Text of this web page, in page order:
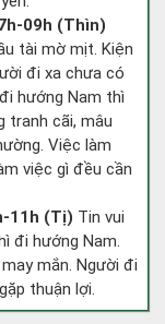
09h (Thìn)
tài mờ mịt. Kiện
đi xa chưa có
hướng Nam thì
tranh cãi, mâu
Việc làm
việc gì đều cần
11h (Tị) Tin vui
đi hướng Nam.
mắn. Người đi
thuận lợi.